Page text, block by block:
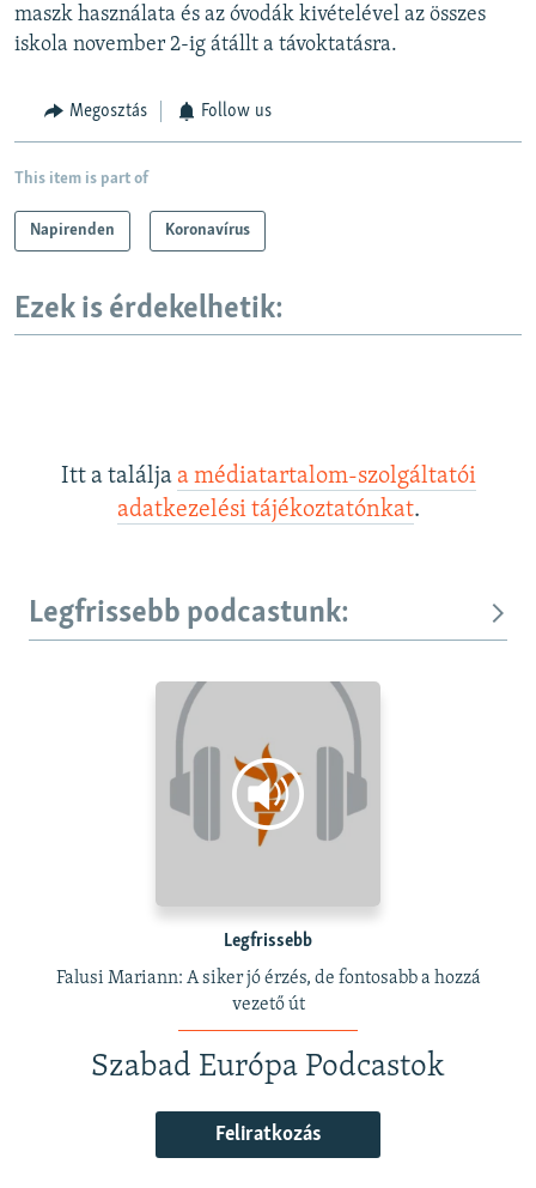
maszk használata és az óvodák kivételével az összes
iskola november 2-ig átállt a távoktatásra.
Megosztás Follow us
This item is part of
Napirenden Koronavírus
Ezek is érdekelhetik:
Itt a találja a médiatartalom-szolgáltatói
adatkezelési tájékoztatónkat.
Legfrissebb podcastunk:
Legfrissebb
Falusi Mariann: A siker jó érzés, de fontosabb a hozzá
vezető út
Szabad Európa Podcastok
Feliratkozás